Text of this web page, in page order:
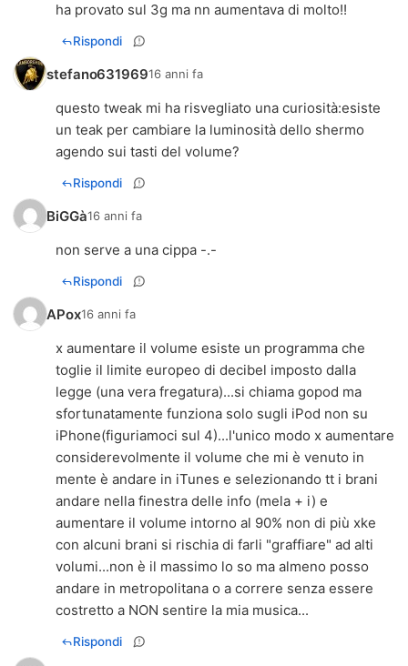
ha provato sul 3g ma nn aumentava di molto!!
Rispondi
stefano63196916 anni fa
questo tweak mi ha risvegliato una curiosità:esiste
un teak per cambiare la luminosità dello shermo
agendo sui tasti del volume?
Rispondi
BiGGà16 anni fa
non serve a una cippa -.-
Rispondi
APox16 anni fa
x aumentare il volume esiste un programma che
toglie il limite europeo di decibel imposto dalla
legge (una vera fregatura)...si chiama gopod ma
sfortunatamente funziona solo sugli iPod non su
iPhone(figuriamoci sul 4)...l'unico modo x aumentare
considerevolmente il volume che mi è venuto in
mente è andare in iTunes e selezionando tt i brani
andare nella finestra delle info (mela + i) e
aumentare il volume intorno al 90% non di più xke
con alcuni brani si rischia di farli "graffiare" ad alti
volumi...non è il massimo lo so ma almeno posso
andare in metropolitana o a correre senza essere
costretto a NON sentire la mia musica...
Rispondi